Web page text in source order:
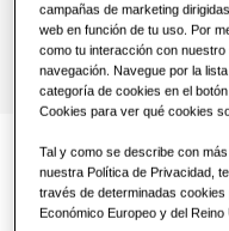
Oficina
Sostenibilidad
One Samsung
Efficient Climate
Control
campañas de marketing
web en función de tu uso. Por
como tu interacción con
navegación. Navegue por la
categoría de cookies en el
Cookies para ver qué cookies
Tal y como se describe con
nuestra Política de Privacidad,
través de determinadas
Económico Europeo y del Reino